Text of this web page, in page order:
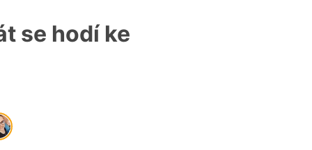
se hodí ke